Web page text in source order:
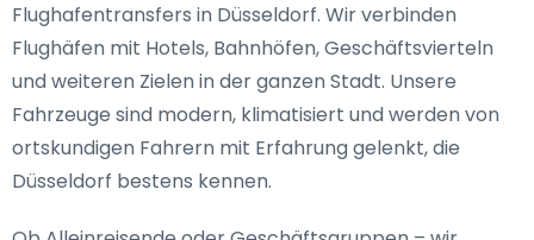
Flughafentransfers in Düsseldorf. Wir verbinden
Flughäfen mit Hotels, Bahnhöfen, Geschäftsvierteln
und weiteren Zielen in der ganzen Stadt. Unsere
Fahrzeuge sind modern, klimatisiert und werden von
ortskundigen Fahrern mit Erfahrung gelenkt, die
Düsseldorf bestens kennen.